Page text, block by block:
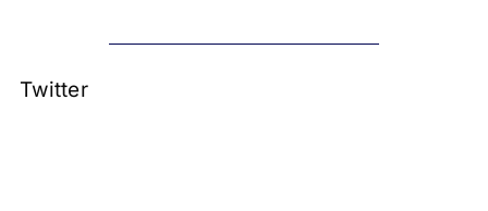
Twitter